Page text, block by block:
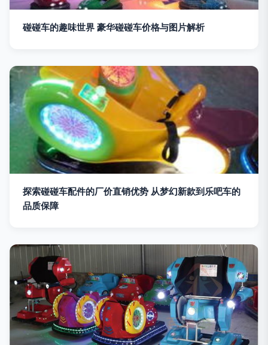
碰碰车的趣味世界 豪华碰碰车价格与图片解析
探索碰碰车配件的厂价直销优势 从梦幻新款到乐吧车的
品质保障